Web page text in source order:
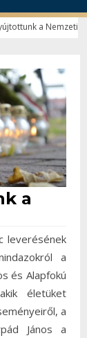
a Nemzeti
a
leverésének
a
és Alapfokú
életüket
a
János a